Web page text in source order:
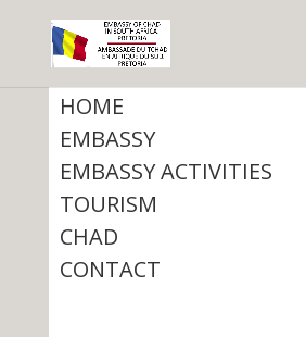
HOME
EMBASSY
EMBASSY ACTIVITIES
TOURISM
CHAD
CONTACT